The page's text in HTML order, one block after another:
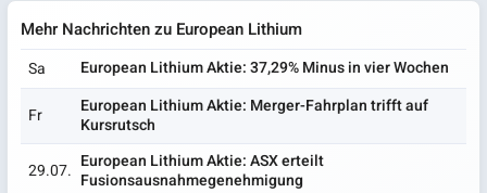
Mehr Nachrichten zu European Lithium
Sa European Lithium Aktie: 37,29% Minus in vier Wochen
Fr
European Lithium Aktie: Merger-Fahrplan trifft auf
Kursrutsch
29.07. European Lithium Aktie: ASX erteilt
Fusionsausnahmegenehmigung